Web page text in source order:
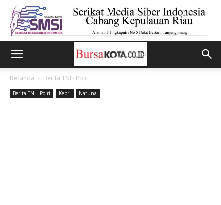
Beranda Berita TNI - Polri
Berita TNI - Polri Kepri Natuna